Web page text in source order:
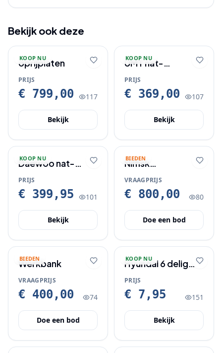
Bekijk ook deze
KOOP NU
oprijplaten
PRIJS
€ 799,00 117
Bekijk
KOOP NU
UMT nat-
droogstofzuiger
PRIJS
€ 369,00 107
Bekijk
KOOP NU
Daewoo nat-
droog stofzuiger
80 Liter en 30
PRIJS
€ 399,95 101
Bekijk
BIEDEN
Nilfisk
hogedrukspuit
380 volt
VRAAGPRIJS
€ 800,00 80
Doe een bod
BIEDEN
Werkbank
VRAAGPRIJS
€ 400,00 74
Doe een bod
KOOP NU
Hyundai 6 delig
doorslag/drevelset.
PRIJS
€ 7,95 151
Bekijk